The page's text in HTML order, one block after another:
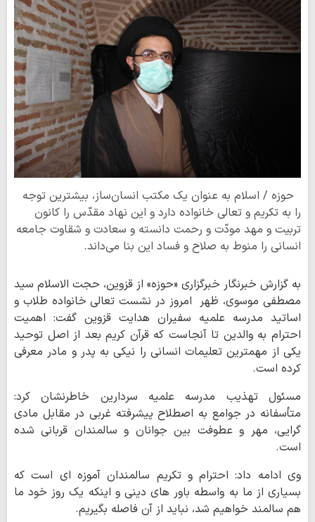
حوزه / اسلام به عنوان یک مکتب انسان‌ساز، بیشترین توجه
را به تکریم و تعالی خانواده دارد و این نهاد مقدّس را کانون
تربیت و مهد مودّت و رحمت دانسته و سعادت و شقاوت جامعه
انسانی را منوط به صلاح و فساد این بنا می‌داند.
به گزارش خبرنگار خبرگزاری «حوزه» از قزوین، حجت الاسلام سید
مصطفی موسوی، ظهر امروز در نشست تعالی خانواده طلاب و
اساتید مدرسه علمیه سفیران هدایت قزوین گفت: اهمیت
احترام به والدین تا آنجاست که قرآن کریم بعد از اصل توحید
یکی از مهمترین تعلیمات انسانی را نیکی به پدر و مادر معرفی
کرده است.
مسئول تهذیب مدرسه علمیه سردارین خاطرنشان کرد:
متأسفانه در جوامع به اصطلاح پیشرفته غربی در مقابل مادی
گرایی، مهر و عطوفت بین جوانان و سالمندان قربانی شده
است.
وی ادامه داد: احترام و تکریم سالمندان آموزه ای است که
بسیاری از ما به واسطه باور های دینی و اینکه یک روز خود ما
هم سالمند خواهیم شد، نباید از آن فاصله بگیریم.